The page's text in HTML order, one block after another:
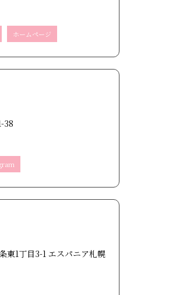
ホームページ
38
東1丁目3-1 エスパニア札幌